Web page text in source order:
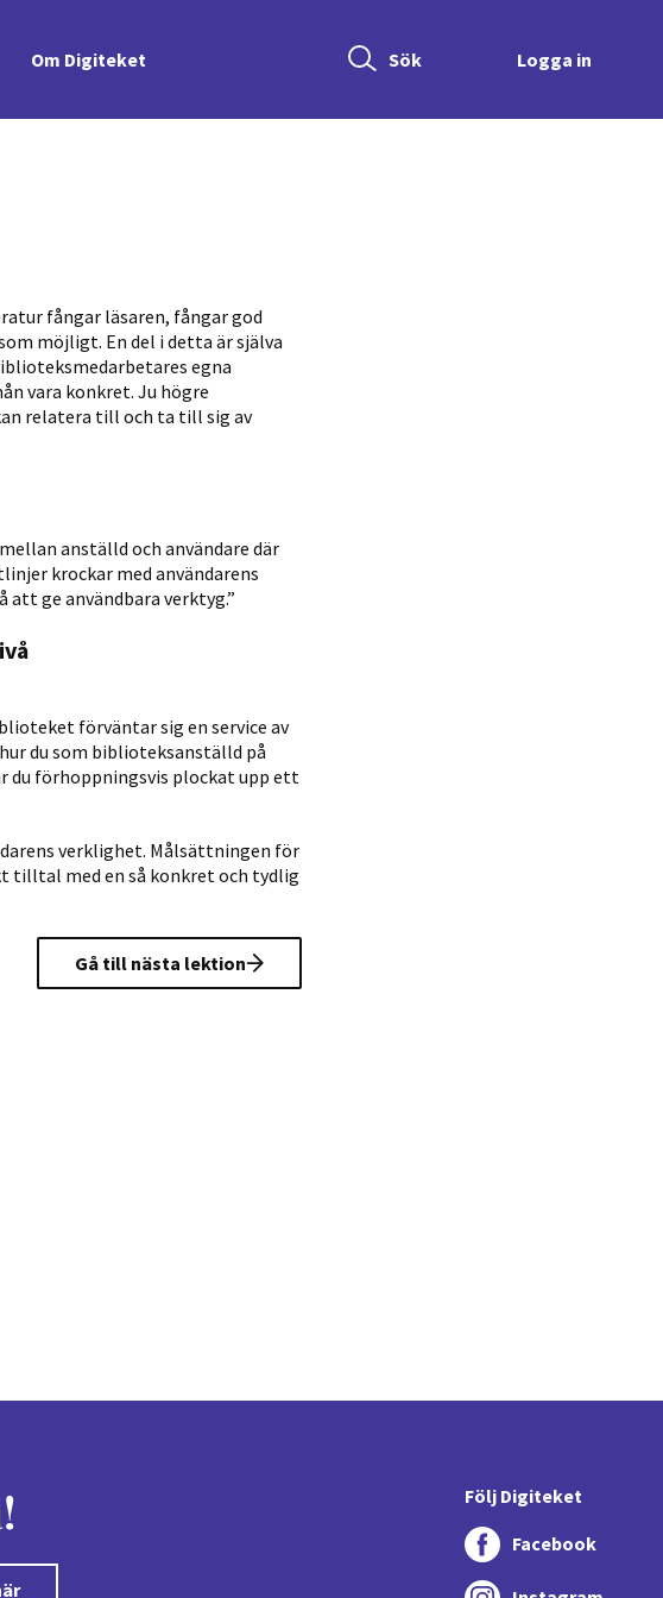
Om Digiteket Sök Sök Logga in
fångar läsaren, fångar god
möjligt. En del i detta är själva
egna
vara konkret. Ju högre
relatera till och ta till sig av
anställd och användare där
krockar med användarens
ge användbara verktyg.”
förväntar sig en service av
du som biblioteksanställd på
du förhoppningsvis plockat upp ett
verklighet. Målsättningen för
tilltal med en så konkret och tydlig
Gå till nästa lektion
Följ Digiteket
Facebook